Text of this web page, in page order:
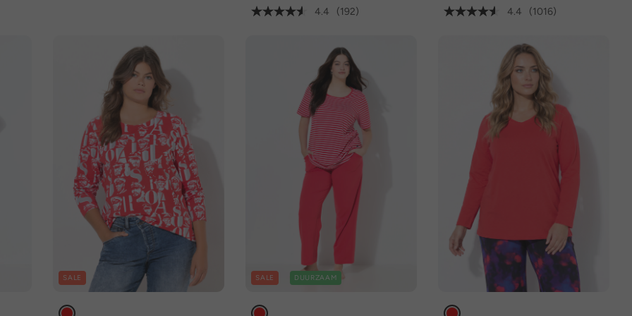
4.4 (192) 4.4 (1016)
SALE SALE DUURZAAM